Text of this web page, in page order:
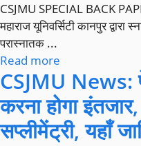
CSJMU SPECIAL BACK
महाराज यूनिवर्सिटी कानपुर
परास्नातक ...
Read more
CSJMU News:
करना होगा
सप्लीमेंट्री, यहाँ